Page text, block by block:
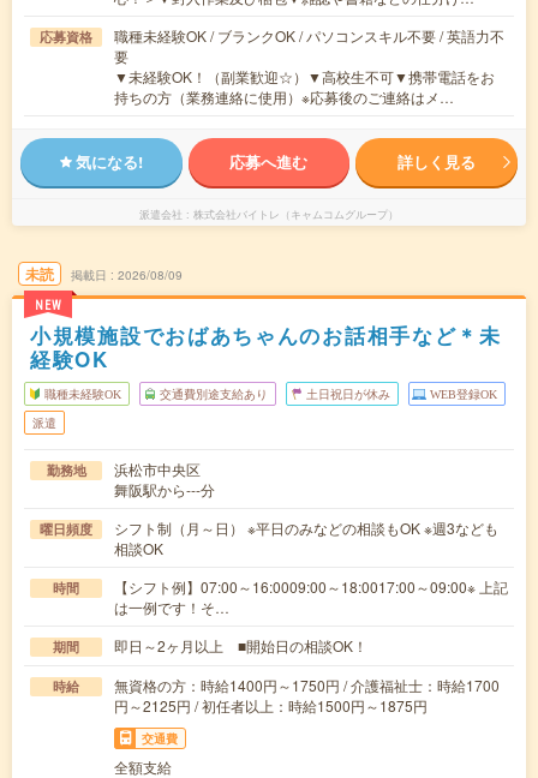
応募資格
職種未経験OK / ブランクOK / パソコンスキル不要 / 英語力不
要
▼未経験OK！（副業歓迎☆）▼高校生不可▼携帯電話をお
持ちの方（業務連絡に使用）※応募後のご連絡はメ…
気になる! 応募へ進む 詳しく見る
派遣会社 株式会社バイトレ（キャムコムグループ）
未読
NEW
掲載日 2026/08/09
小規模施設でおばあちゃんのお話相手など＊未
経験OK
職種未経験OK 交通費別途支給あり 土日祝日が休み WEB登録OK
派遣
勤務地
浜松市中央区
舞阪駅から---分
曜日頻度
シフト制（月～日） ※平日のみなどの相談もOK ※週3なども
相談OK
時間
【シフト例】07:00～16:0009:00～18:0017:00～09:00※ 上記
は一例です！そ…
期間 即日～2ヶ月以上 ■開始日の相談OK！
時給
無資格の方：時給1400円～1750円 / 介護福祉士：時給1700
円～2125円 / 初任者以上：時給1500円～1875円
交通費
全額支給